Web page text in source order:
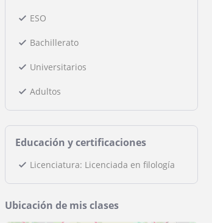
ESO
Bachillerato
Universitarios
Adultos
Educación y certificaciones
Licenciatura: Licenciada en filología
Ubicación de mis clases